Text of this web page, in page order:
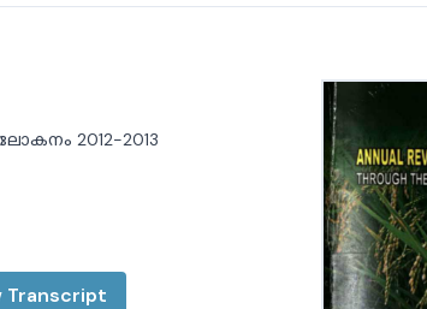
2012-2013
Transcript